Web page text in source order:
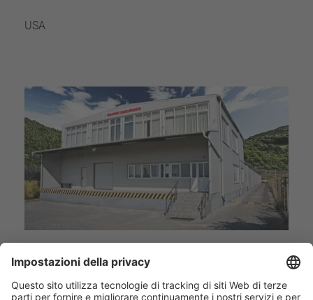
USA
Thermik Transylvania SRL
Romania